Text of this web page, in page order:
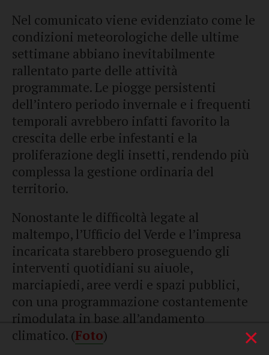
Nel comunicato viene evidenziato come le
condizioni meteorologiche delle ultime
settimane abbiano inevitabilmente
rallentato parte delle attività
programmate. Le piogge persistenti
dell’intero periodo invernale e i frequenti
temporali avrebbero infatti favorito la
crescita delle erbe infestanti e la
proliferazione degli insetti, rendendo più
complessa la gestione ordinaria del
territorio.
Nonostante le difficoltà legate al
maltempo, l’Ufficio del Verde e l’impresa
incaricata starebbero proseguendo gli
interventi quotidiani su aiuole,
marciapiedi, aree verdi e spazi pubblici,
con una programmazione costantemente
rimodulata in base all’andamento
climatico. (Foto)
×